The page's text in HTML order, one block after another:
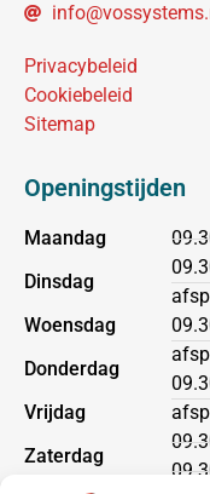
Privacybeleid
Cookiebeleid
Sitemap
Openingstijden
Maandag
Dinsdag
Woensdag
Donderdag
Vrijdag
Zaterdag